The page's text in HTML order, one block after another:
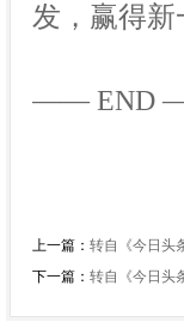
发，赢得新
—— END
上一篇： 转自《今日头
下一篇： 转自《今日头